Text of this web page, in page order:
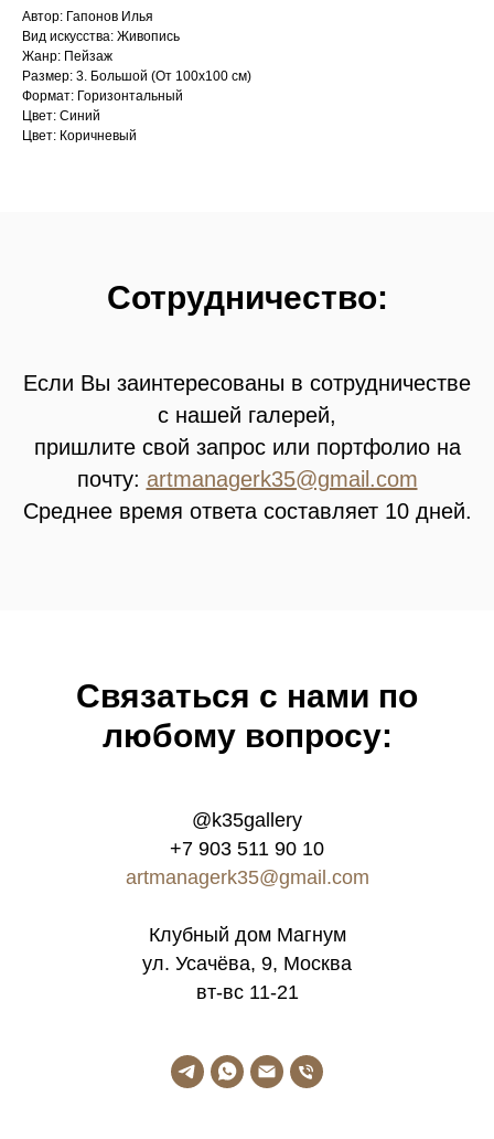
Автор: Гапонов Илья
Вид искусства: Живопись
Жанр: Пейзаж
Размер: 3. Большой (От 100х100 см)
Формат: Горизонтальный
Цвет: Синий
Цвет: Коричневый
Сотрудничество:
Если Вы заинтересованы в сотрудничестве
с нашей галерей,
пришлите свой запрос или портфолио на
почту: artmanagerk35@gmail.com
Среднее время ответа составляет 10 дней.
Связатьcя с нами по
любому вопросу:
@k35gallery
+7 903 511 90 10
artmanagerk35@gmail.com
Клубный дом Магнум
ул. Усачёва, 9, Москва
вт-вс 11-21